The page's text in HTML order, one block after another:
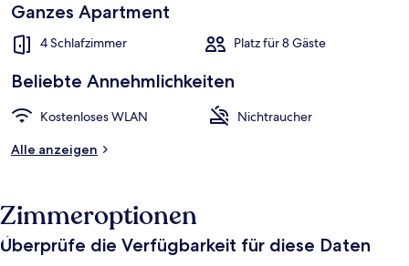
Ganzes Apartment
4 Schlafzimmer Platz für 8 Gäste
Beliebte Annehmlichkeiten
Kostenloses WLAN
Nichtraucher
Alle anzeigen
Zimmeroptionen
Überprüfe die Verfügbarkeit für diese Daten